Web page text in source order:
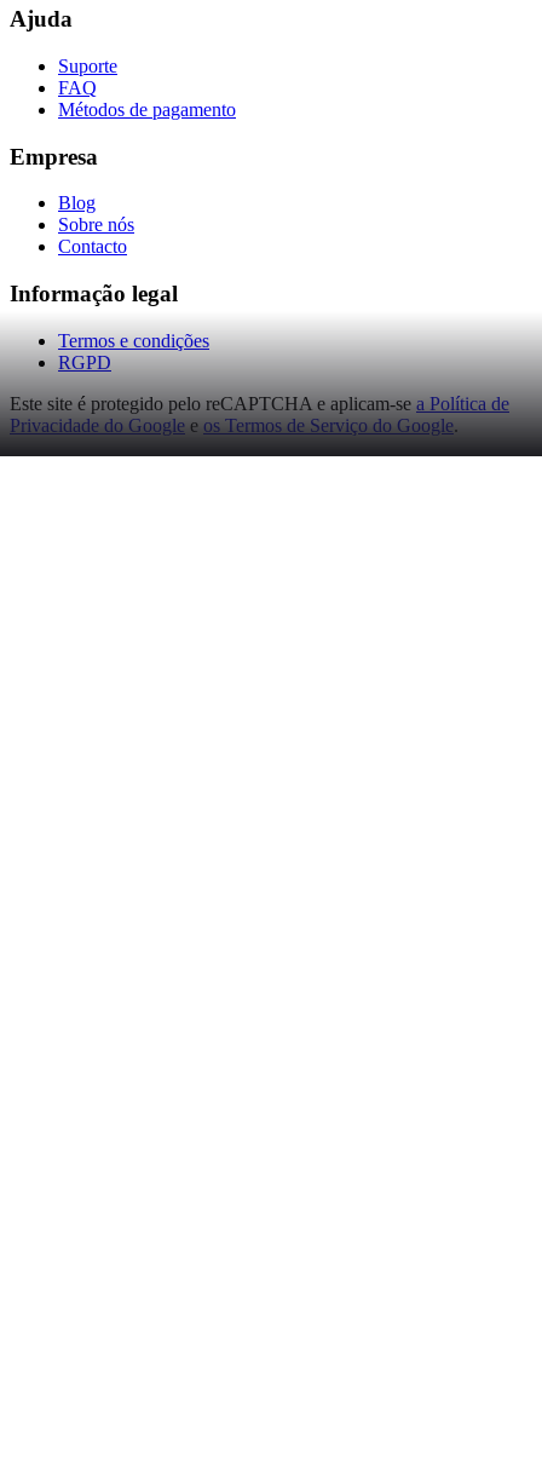
Ajuda
Suporte
FAQ
Métodos de pagamento
Empresa
Blog
Sobre nós
Contacto
Informação legal
Termos e condições
RGPD
Este site é protegido pelo reCAPTCHA e aplicam-se a Política de
Privacidade do Google e os Termos de Serviço do Google.